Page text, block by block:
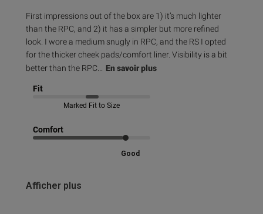
First impressions out of the box are 1) it’s much lighter
than the RPC, and 2) it has a simpler but more refined
look. I wore a medium snugly in RPC, and the RS I opted
for the thicker cheek pads/comfort liner. Visibility is a bit
better than the RPC...
En savoir plus
Fit
Marked Fit to Size
Comfort
Good
Afficher plus